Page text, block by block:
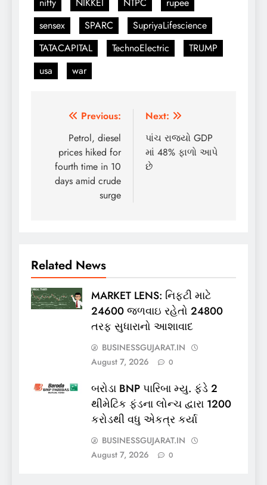
sensex
SPARC
SupriyaLifescience
TATACAPITAL
TechnoElectric
TRUMP
usa
war
Post
navigation
Previous:
Petrol, diesel
prices hiked for
fourth time in 10
days amid crude
surge
Next:
પાંચ રાજ્યો GDP
માં 48% ફાળો આપે
છે
Related News
MARKET LENS: નિફ્ટી માટે
24600 જળવાઇ રહેતો 24800
તરફ સુધારાનો આશાવાદ
BUSINESSGUJARAT.IN
August 7, 2026
0
બરોડા BNP પારિબા મ્યુ. ફંડે 2
થીમેટિક ફંડના લોન્ચ દ્વારા 1200
કરોડથી વધુ એકત્ર કર્યા
BUSINESSGUJARAT.IN
August 7, 2026
0